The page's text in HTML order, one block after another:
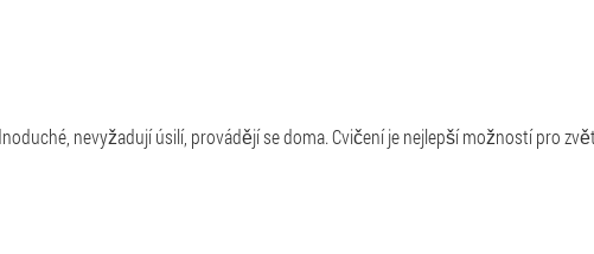
nevyžadují úsilí, provádějí se doma. Cvičení je nejlepší možností pro